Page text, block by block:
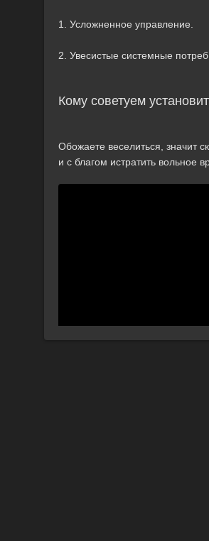
1. Усложненное управление.
2. Увесистые системные
Кому советуем
Обожаете веселиться, значит
и с благом истратить вольное